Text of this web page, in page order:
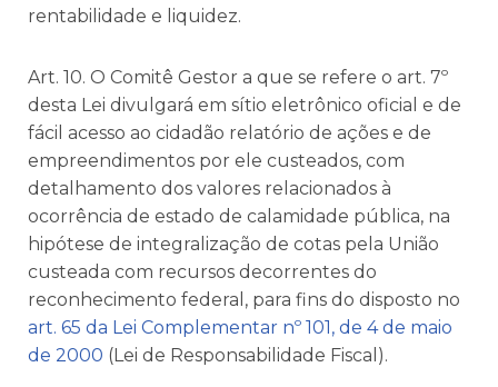
rentabilidade e liquidez.
Art. 10. O Comitê Gestor a que se refere o art. 7º
desta Lei divulgará em sítio eletrônico oficial e de
fácil acesso ao cidadão relatório de ações e de
empreendimentos por ele custeados, com
detalhamento dos valores relacionados à
ocorrência de estado de calamidade pública, na
hipótese de integralização de cotas pela União
custeada com recursos decorrentes do
reconhecimento federal, para fins do disposto no
art. 65 da Lei Complementar nº 101, de 4 de maio
de 2000 (Lei de Responsabilidade Fiscal).